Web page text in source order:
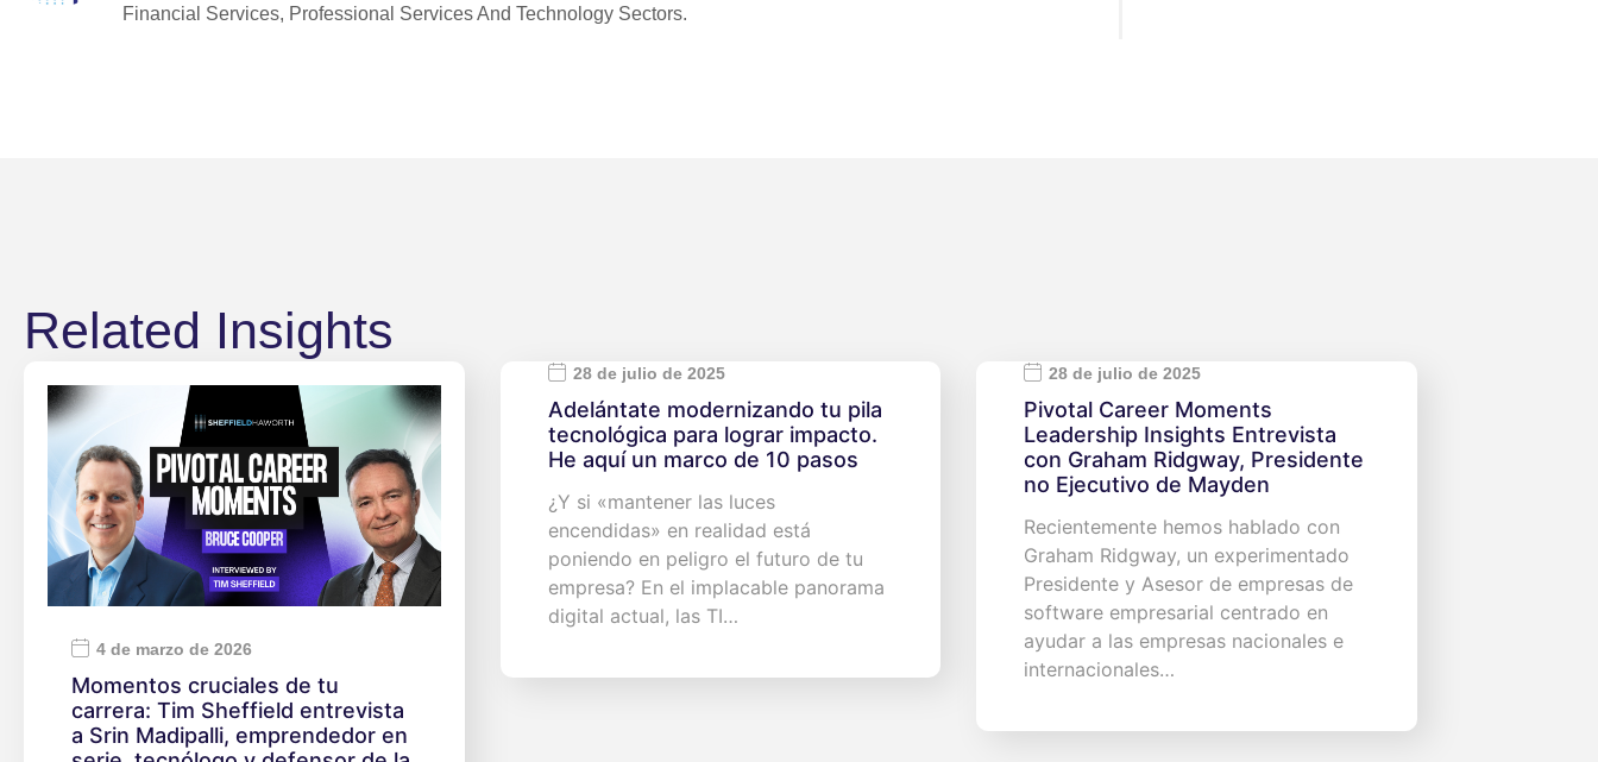
Financial Services, Professional Services And Technology Sectors.
Related Insights
4 de marzo de 2026
Momentos cruciales de tu
carrera: Tim Sheffield entrevista
a Srin Madipalli, emprendedor en
28 de julio de 2025
Adelántate modernizando tu pila
tecnológica para lograr impacto.
He aquí un marco de 10 pasos
¿Y si «mantener las luces
encendidas» en realidad está
poniendo en peligro el futuro de tu
empresa? En el implacable panorama
digital actual, las TI…
28 de julio de 2025
Pivotal Career Moments
Leadership Insights Entrevista
con Graham Ridgway, Presidente
no Ejecutivo de Mayden
Recientemente hemos hablado con
Graham Ridgway, un experimentado
Presidente y Asesor de empresas de
software empresarial centrado en
ayudar a las empresas nacionales e
internacionales…